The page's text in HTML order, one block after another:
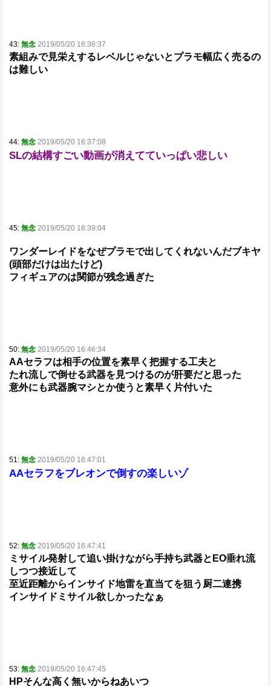
43: 無念 2019/05/20 16:36:37
素組みで見栄えするレベルじゃないとプラモ幅広く売るの
は難しい
44: 無念 2019/05/20 16:37:08
SLの結構すごい動画が消えてていっぱい悲しい
45: 無念 2019/05/20 16:39:04
ワンダーレイドをなぜプラモで出してくれないんだブキヤ
(頭部だけは出たけど)
フィギュアのは関節が残念過ぎた
50: 無念 2019/05/20 16:46:34
AAセラフは相手の位置を素早く把握する工夫と
たれ流しで倒せる武器を見つけるのが肝要だと思った
意外にも武器腕マシとか使うと素早く片付いた
51: 無念 2019/05/20 16:47:01
AAセラフをブレオンで倒すの楽しいゾ
52: 無念 2019/05/20 16:47:41
ミサイル発射して追い掛けながら手持ち武器とEO垂れ流
しつつ接近して
至近距離からインサイド地雷を直当てを狙う厨二連携
インサイドミサイル欲しかったなぁ
53: 無念 2019/05/20 16:47:45
HPそんな高く無いからねあいつ